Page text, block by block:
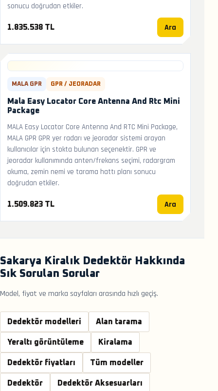
sonucu doğrudan etkiler.
1.835.538 TL Ara
MALA GPR GPR / JEORADAR
Mala Easy Locator Core Antenna And Rtc Mini
Package
MALA Easy Locator Core Antenna And RTC Mini Package,
MALA GPR GPR yer radarı ve jeoradar sistemi arayan
kullanıcılar için stokta bulunan seçenektir. GPR ve
jeoradar kullanımında anten/frekans seçimi, radargram
okuma, zemin nemi ve tarama hattı planı sonucu
doğrudan etkiler.
1.509.823 TL Ara
Sakarya Kiralık Dedektör Hakkında
Sık Sorulan Sorular
Model, fiyat ve marka sayfaları arasında hızlı geçiş.
Dedektör modelleri Alan tarama
Yeraltı görüntüleme Kiralama
Dedektör fiyatları Tüm modeller
Dedektör Dedektör Aksesuarları